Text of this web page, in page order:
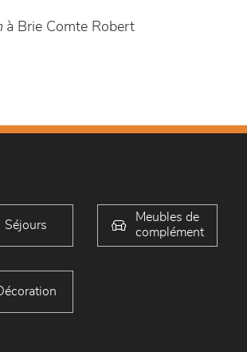
à Brie Comte Robert
Séjours
Meubles de
complément
Décoration